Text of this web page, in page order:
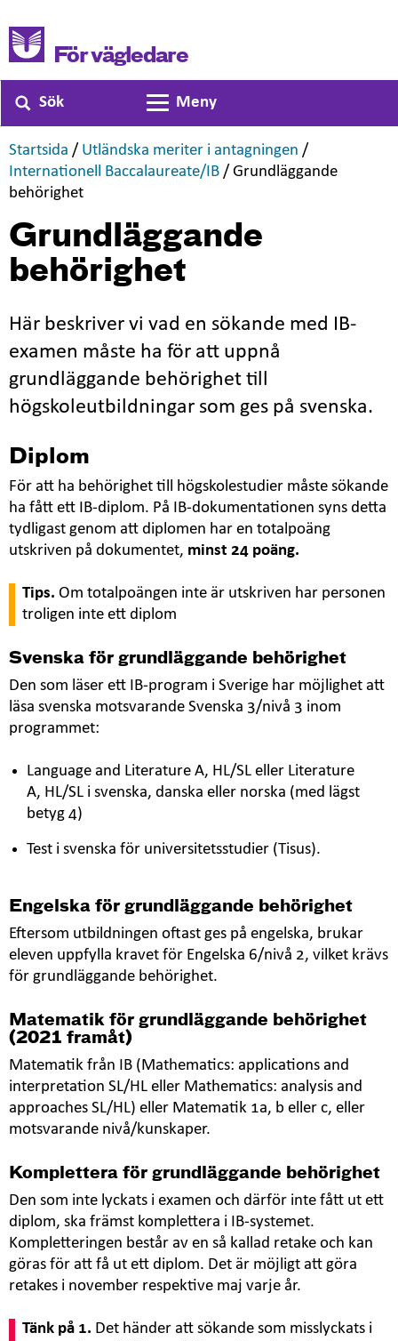
För vägledare
Sök
Växla navigering
Meny
Startsida ,
/ Utländska meriter i antagningen ,
/
Internationell Baccalaureate/IB ,
/ Grundläggande
behörighet,
Grundläggande
behörighet
Här beskriver vi vad en sökande med IB-
examen måste ha för att uppnå
grundläggande behörighet till
högskoleutbildningar som ges på svenska.
Diplom
För att ha behörighet till högskolestudier måste sökande
ha fått ett IB-diplom. På IB-dokumentationen syns detta
tydligast genom att diplomen har en totalpoäng
utskriven på dokumentet, minst 24 poäng.
Tips. Om totalpoängen inte är utskriven har personen
troligen inte ett diplom
Svenska för grundläggande behörighet
Den som läser ett IB-program i Sverige har möjlighet att
läsa svenska motsvarande Svenska 3/nivå 3 inom
programmet:
Language and Literature A, HL/SL eller Literature
A, HL/SL i svenska, danska eller norska (med lägst
betyg 4)
Test i svenska för universitetsstudier (Tisus).
Engelska för grundläggande behörighet
Eftersom utbildningen oftast ges på engelska, brukar
eleven uppfylla kravet för Engelska 6/nivå 2, vilket krävs
för grundläggande behörighet.
Matematik för grundläggande behörighet
(2021 framåt)
Matematik från IB (Mathematics: applications and
interpretation SL/HL eller Mathematics: analysis and
approaches SL/HL) eller Matematik 1a, b eller c, eller
motsvarande nivå/kunskaper.
Komplettera för grundläggande behörighet
Den som inte lyckats i examen och därför inte fått ut ett
diplom, ska främst komplettera i IB-systemet.
Kompletteringen består av en så kallad retake och kan
göras för att få ut ett diplom. Det är möjligt att göra
retakes i november respektive maj varje år.
Tänk på 1. Det händer att sökande som misslyckats i